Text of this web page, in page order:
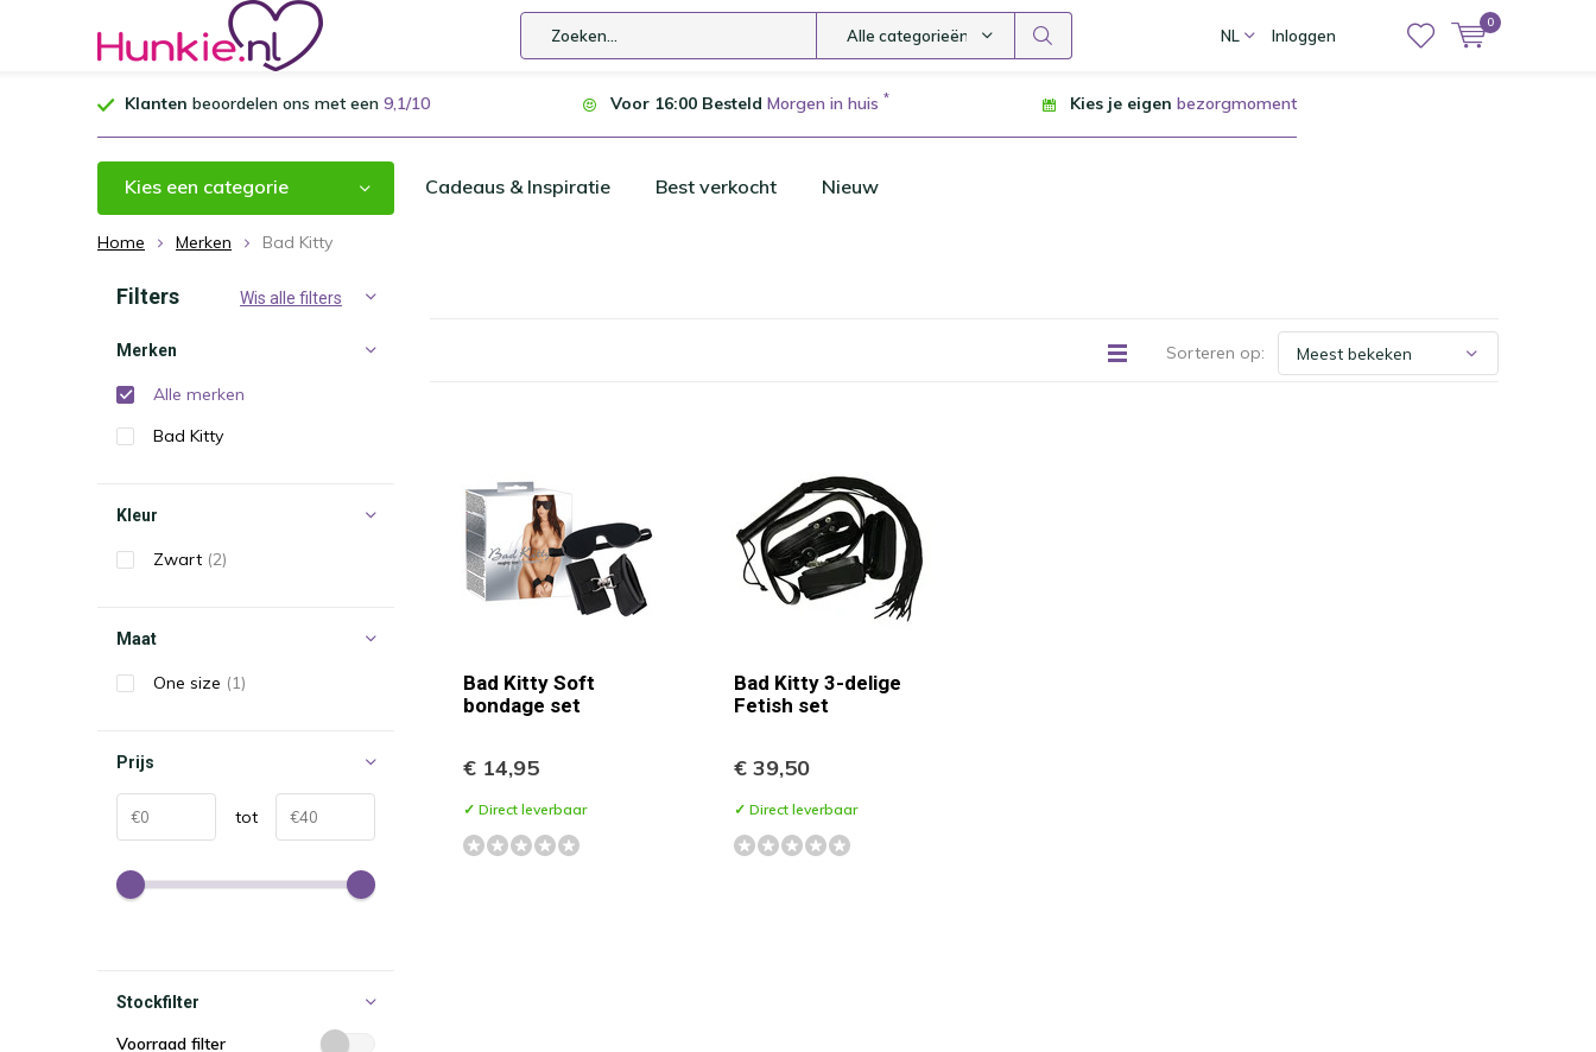
Alle categorieën NL Inloggen
0
Klanten beoordelen ons met een 9,1/10 Voor 16:00 Besteld Morgen in huis * Kies je eigen bezorgmoment
Kies een categorie Cadeaus & Inspiratie Best verkocht Nieuw
Home Merken Bad Kitty
Sorteren op:
Bad Kitty Soft
bondage set
€ 14,95
✓ Direct leverbaar
Bad Kitty 3-delige
Fetish set
€ 39,50
✓ Direct leverbaar
Filters Wis alle filters
Merken
Alle merken
Bad Kitty
Kleur
Zwart (2)
Maat
One size (1)
Prijs
tot
Stockfilter
Voorraad filter